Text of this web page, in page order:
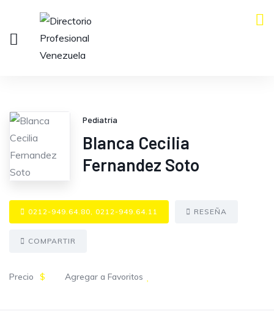
Pediatría
Blanca Cecilia
Fernandez Soto
0212-949.64.80, 0212-949.64.11 RESEÑA
COMPARTIR
Precio $ Agregar a Favoritos